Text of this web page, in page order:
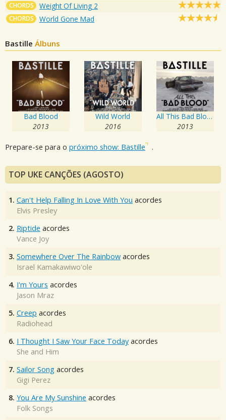
CHORDS Weight Of Living 2
CHORDS World Gone Mad
Bastille Álbuns
Bad Blood
2013
Wild World
2016
All This Bad Blood
2013
Prepare-se para o próximo show: Bastille .
TOP UKE CANÇÕES (AGOSTO)
1. Can't Help Falling In Love With You acordes
Elvis Presley
2. Riptide acordes
Vance Joy
3. Somewhere Over The Rainbow acordes
Israel Kamakawiwo'ole
4. I'm Yours acordes
Jason Mraz
5. Creep acordes
Radiohead
6. I Thought I Saw Your Face Today acordes
She and Him
7. Sailor Song acordes
Gigi Perez
8. You Are My Sunshine acordes
Folk Songs